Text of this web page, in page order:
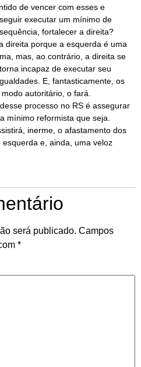
de vencer com esses e
executar um mínimo de
fortalecer a direita?
direita porque a esquerda é uma
mas, ao contrário, a direita se
incapaz de executar seu
E, fantasticamente, os
autoritário, o fará.
processo no RS é assegurar
mínimo reformista que seja.
inerme, o afastamento dos
e, ainda, uma veloz
será publicado. Campos
*